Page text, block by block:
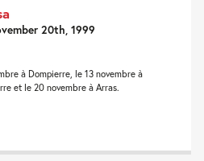
20th, 1999
à Dompierre, le 13 novembre à
et le 20 novembre à Arras.